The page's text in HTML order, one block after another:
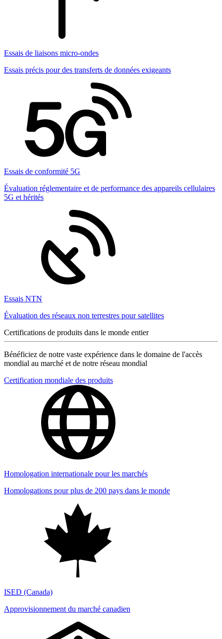
Essais de liaisons micro-ondes
Essais précis pour des transferts de données exigeants
Essais de conformité 5G
Évaluation réglementaire et de performance des appareils cellulaires
5G et hérités
Essais NTN
Évaluation des réseaux non terrestres pour satellites
Certifications de produits dans le monde entier
Bénéficiez de notre vaste expérience dans le domaine de l'accès
mondial au marché et de notre réseau mondial
Certification mondiale des produits
Homologation internationale pour les marchés
Homologations pour plus de 200 pays dans le monde
ISED (Canada)
Approvisionnement du marché canadien